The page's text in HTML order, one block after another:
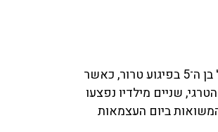
אייבי מוזס, יו"ר ארגון נפגעי פעולות האיבה, איבד את אשתו עופרה ואת בנו טל בן ה־5 בפיגוע טרור, כאשר
שניים מילדיו נפצעו
ביום העצמאות